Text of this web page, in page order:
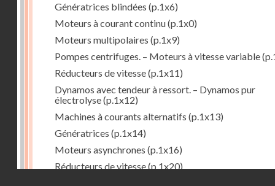
Génératrices blindées (p.1x6)
Moteurs à courant continu(p.1x0)
Moteurs multipolaires (p.1x9)
Pompes centrifuges. – Moteurs à vitesse variable
Réducteurs de vitesse(p.1x11)
Dynamos avec tendeur à ressort. – Dynamos pur
électrolyse(p.1x12)
Machines à courants alternatifs (p.1x13)
Génératrices (p.1x14)
Moteurs asynchrones (p.1x16)
Réducteurs de vitesse(p.1x20)